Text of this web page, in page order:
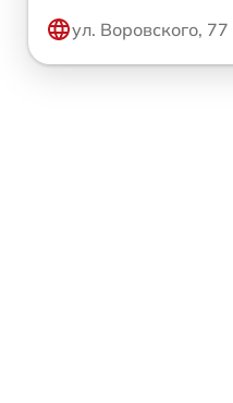
ул. Воровского, 77